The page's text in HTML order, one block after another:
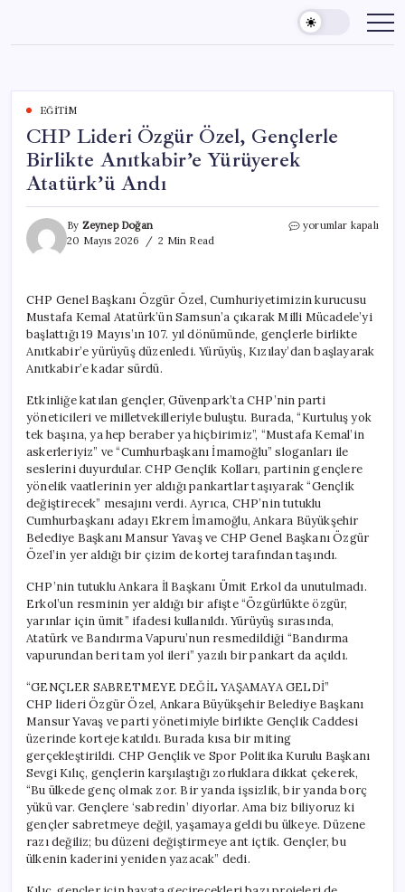
content
EĞITIM
CHP Lideri Özgür Özel, Gençlerle
Birlikte Anıtkabir’e Yürüyerek
Atatürk’ü Andı
By Zeynep Doğan
20 Mayıs 2026
2 Min Read
CHP
Birlikte
Anıtkabir’e
Yürüyerek
Atatürk’ü
yorumlar kapalı
CHP Genel Başkanı Özgür Özel, Cumhuriyetimizin kurucusu
Mustafa Kemal Atatürk’ün Samsun’a çıkarak Milli Mücadele’yi
başlattığı 19 Mayıs’ın 107. yıl dönümünde, gençlerle birlikte
Anıtkabir’e yürüyüş düzenledi. Yürüyüş, Kızılay’dan başlayarak
Anıtkabir’e kadar sürdü.
Etkinliğe katılan gençler, Güvenpark’ta CHP’nin parti
yöneticileri ve milletvekilleriyle buluştu. Burada, “Kurtuluş yok
tek başına, ya hep beraber ya hiçbirimiz”, “Mustafa Kemal’in
askerleriyiz” ve “Cumhurbaşkanı İmamoğlu” sloganları ile
seslerini duyurdular. CHP Gençlik Kolları, partinin gençlere
yönelik vaatlerinin yer aldığı pankartlar taşıyarak “Gençlik
değiştirecek” mesajını verdi. Ayrıca, CHP’nin tutuklu
Cumhurbaşkanı adayı Ekrem İmamoğlu, Ankara Büyükşehir
Belediye Başkanı Mansur Yavaş ve CHP Genel Başkanı Özgür
Özel’in yer aldığı bir çizim de kortej tarafından taşındı.
CHP’nin tutuklu Ankara İl Başkanı Ümit Erkol da unutulmadı.
Erkol’un resminin yer aldığı bir afişte “Özgürlükte özgür,
yarınlar için ümit” ifadesi kullanıldı. Yürüyüş sırasında,
Atatürk ve Bandırma Vapuru’nun resmedildiği “Bandırma
vapurundan beri tam yol ileri” yazılı bir pankart da açıldı.
“GENÇLER SABRETMEYE DEĞİL YAŞAMAYA GELDİ”
CHP lideri Özgür Özel, Ankara Büyükşehir Belediye Başkanı
Mansur Yavaş ve parti yönetimiyle birlikte Gençlik Caddesi
üzerinde korteje katıldı. Burada kısa bir miting
gerçekleştirildi. CHP Gençlik ve Spor Politika Kurulu Başkanı
Sevgi Kılıç, gençlerin karşılaştığı zorluklara dikkat çekerek,
“Bu ülkede genç olmak zor. Bir yanda işsizlik, bir yanda borç
yükü var. Gençlere ‘sabredin’ diyorlar. Ama biz biliyoruz ki
gençler sabretmeye değil, yaşamaya geldi bu ülkeye. Düzene
razı değiliz; bu düzeni değiştirmeye ant içtik. Gençler, bu
ülkenin kaderini yeniden yazacak” dedi.